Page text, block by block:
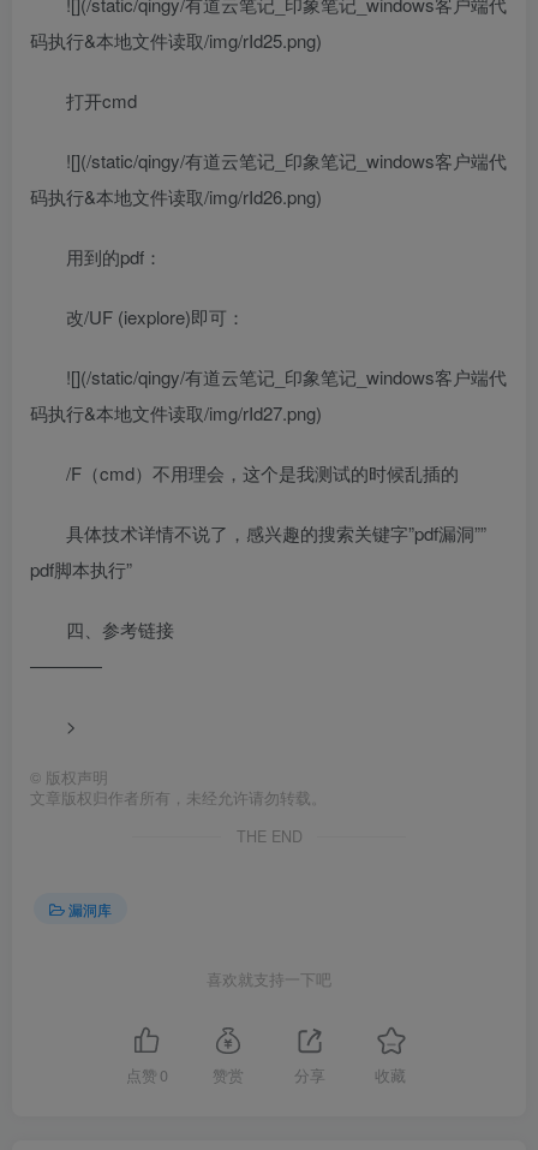
码执行&本地文件读取/img/rId25.png)
打开cmd
![](/static/qingy/有道云笔记_印象笔记_windows客户端代
码执行&本地文件读取/img/rId26.png)
用到的pdf：
改/UF (iexplore)即可：
![](/static/qingy/有道云笔记_印象笔记_windows客户端代
码执行&本地文件读取/img/rId27.png)
/F（cmd）不用理会，这个是我测试的时候乱插的
具体技术详情不说了，感兴趣的搜索关键字”pdf漏洞””
pdf脚本执行”
四、参考链接
————
>
© 版权声明
文章版权归作者所有，未经允许请勿转载。
THE END
漏洞库
喜欢就支持一下吧
点赞 0 赞赏 分享 收藏